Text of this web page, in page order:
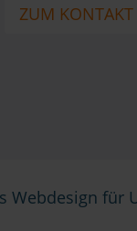
ZUM KONTAKT
Webdesign für